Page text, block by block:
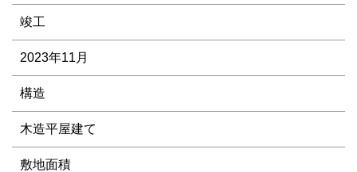
竣工
2023年11月
構造
木造平屋建て
敷地面積